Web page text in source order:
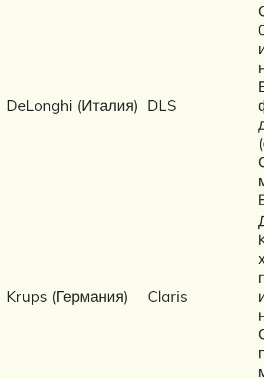
DeLonghi (Италия) DLS
Krups (Германия) Claris